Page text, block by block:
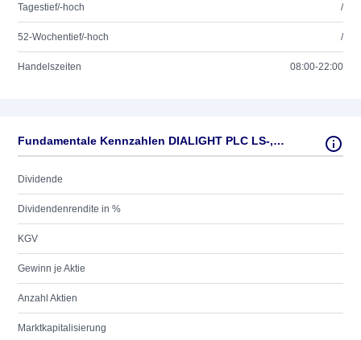
Tagestief/-hoch /
52-Wochentief/-hoch /
Handelszeiten 08:00-22:00
Fundamentale Kennzahlen DIALIGHT PLC LS-,0189
Dividende
Dividendenrendite in %
KGV
Gewinn je Aktie
Anzahl Aktien
Marktkapitalisierung